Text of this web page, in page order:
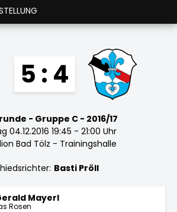
5 : 4
- Gruppe C - 2016/17
04.12.2016 19:45 - 21:00 Uhr
Bad Tölz - Trainingshalle
Basti Pröll
Mayerl
Rosen